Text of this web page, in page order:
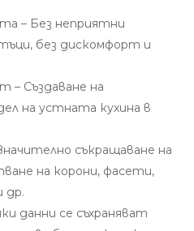
– Без неприятни
без дискомфорт и
– Създаване на
на устната кухина в
съкращаване на
на корони, фасети,
др.
данни се съхраняват